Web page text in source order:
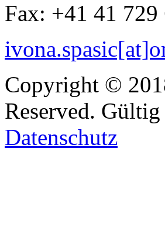
Fax: +41 41 729
Copyright ©
Reserved. Gültig
Datenschutz